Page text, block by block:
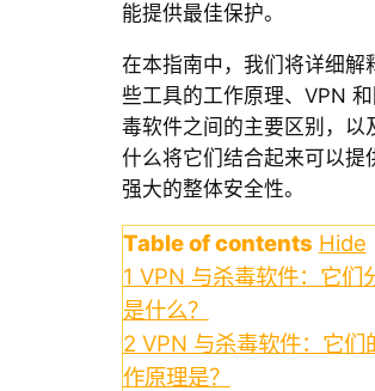
能提供最佳保护。
在本指南中，我们将详细解
些工具的工作原理、VPN
毒软件之间的主要区别，以
什么将它们结合起来可以提
强大的整体安全性。
Table of contents Hide
1 VPN 与杀毒软件：它们
是什么？
2 VPN 与杀毒软件：它们
作原理是？